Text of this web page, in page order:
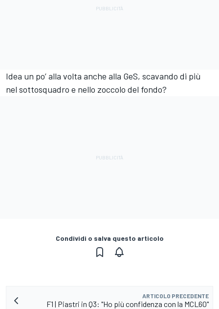
Idea un po’ alla volta anche alla GeS, scavando di più
nel sottosquadro e nello zoccolo del fondo?
Condividi o salva questo articolo
ARTICOLO PRECEDENTE
F1 | Piastri in Q3: "Ho più confidenza con la MCL60"